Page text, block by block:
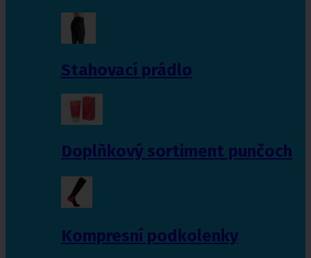
Stahovací prádlo
Doplňkový sortiment punčoch
Kompresní podkolenky